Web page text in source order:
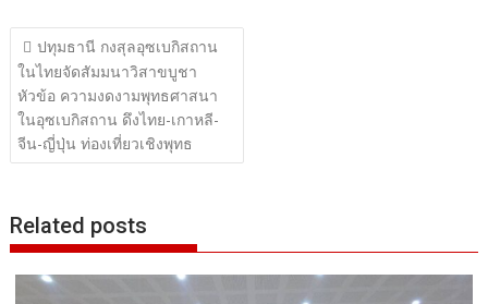
แนะแนว
เรื่อง
ปทุมธานี กงสุลอุซเบกิสถาน
ในไทยจัดสัมมนาวิสาขบูชา
หัวข้อ ความงดงามพุทธศาสนา
ในอุซเบกิสถาน ดึงไทย-เกาหลี-
จีน-ญี่ปุ่น ท่องเที่ยวเชิงพุทธ
Related posts